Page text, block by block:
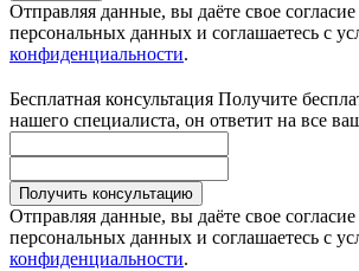
Отправляя данные, вы даёте свое
персональных данных и соглашаетесь с
конфиденциальности.
Бесплатная консультация Получите
нашего специалиста, он ответит на все
Получить консультацию
Отправляя данные, вы даёте свое
персональных данных и соглашаетесь с
конфиденциальности.